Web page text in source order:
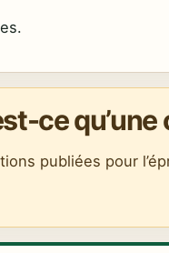
ce
publiées pour